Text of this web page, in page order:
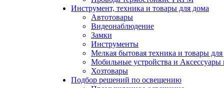
Инструмент, техника и товары для дома
Автотовары
Видеонаблюдение
Замки
Инструменты
Мелкая бытовая техника и товары для
Мобильные устройства и Аксессуары
Хозтовары
Подбор решений по освещению